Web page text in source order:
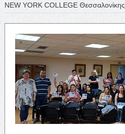
NEW YORK COLLEGE